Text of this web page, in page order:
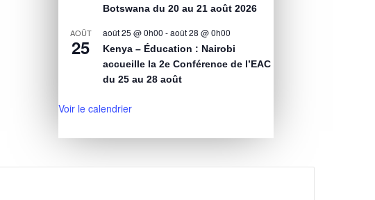
Botswana du 20 au 21 août 2026
AOÛT
25
août 25 @ 0h00 -août 28 @ 0h00
Kenya – Éducation : Nairobi
accueille la 2e Conférence de l’EAC
du 25 au 28 août
Voir le calendrier